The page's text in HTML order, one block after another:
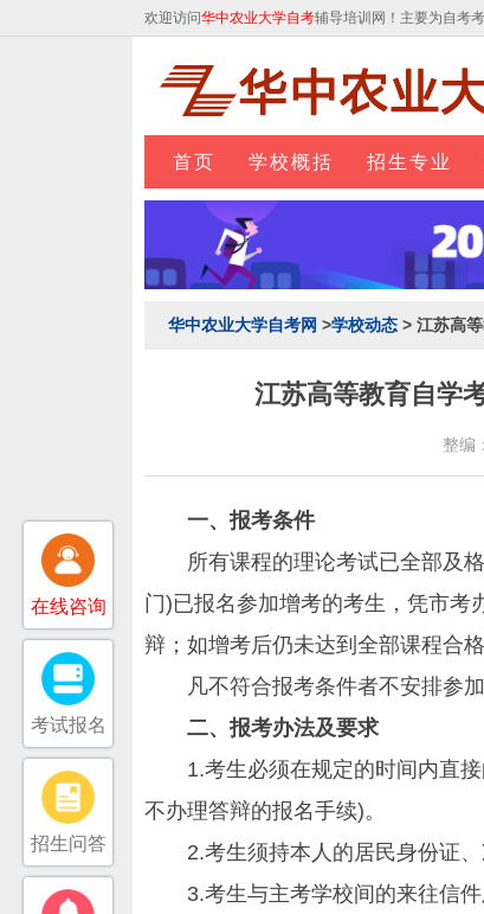
欢迎访问华中农业大学自考辅导培训网！主要为自考
首页 学校概括 招生专业
华中农业大学自考网 >学校动态 > 江苏高
江苏高等教育自学
整编：
一、报考条件
所有课程的理论考试已全部及格
门)已报名参加增考的考生，凭市考
辩；如增考后仍未达到全部课程合
凡不符合报考条件者不安排参加
二、报考办法及要求
1.考生必须在规定的时间内直接
不办理答辩的报名手续)。
2.考生须持本人的居民身份证、
3.考生与主考学校间的来往信件
在线咨询
考试报名
招生问答